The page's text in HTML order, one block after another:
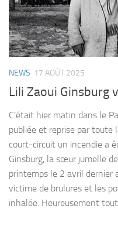
NEWS 17 AOÛT 2025
Lili Zaoui Ginsburg
C’était hier matin dans le
publiée et reprise par toute
court-circuit un incendie a
Ginsburg, la sœur jumelle
printemps le 2 avril dernier
victime de brulures et les
inhalée. Heureusement